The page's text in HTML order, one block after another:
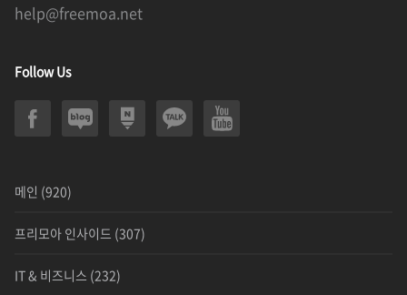
help@freemoa.net
Follow Us
메인 (920)
프리모아 인사이드 (307)
IT & 비즈니스 (232)